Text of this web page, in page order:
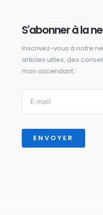
S'abonner à la
Inscrivez-vous à notre
articles utiles, des
mon ascendant :
ENVOYER